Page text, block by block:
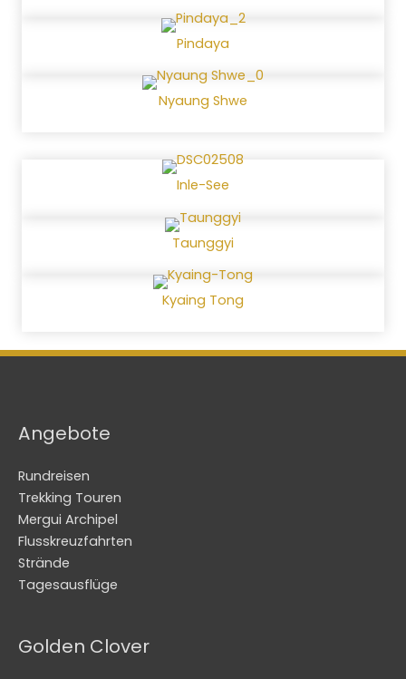
Pindaya
Nyaung Shwe
Inle-See
Taunggyi
Kyaing Tong
Angebote
Rundreisen
Trekking Touren
Mergui Archipel
Flusskreuzfahrten
Strände
Tagesausflüge
Golden Clover